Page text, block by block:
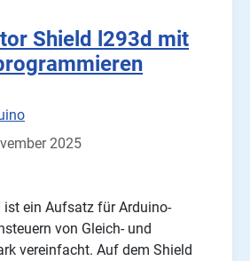
Shield l293d mit
2025
ist ein Aufsatz für Arduino-
von Gleich- und
vereinfacht. Auf dem Shield